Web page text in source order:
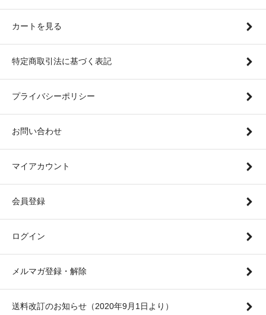
カートを見る
特定商取引法に基づく表記
プライバシーポリシー
お問い合わせ
マイアカウント
会員登録
ログイン
メルマガ登録・解除
送料改訂のお知らせ（2020年9月1日より）